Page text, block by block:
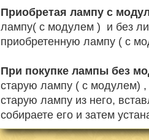
Приобретая лампу с
лампу( с модулем ) и без
приобретенную лампу ( с
При покупке лампы без
старую лампу ( с модулем) ,
старую лампу из него,
собираете его и затем